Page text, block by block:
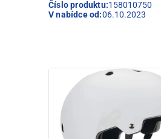
Číslo produktu:158010750
V nabídce od:06.10.2023